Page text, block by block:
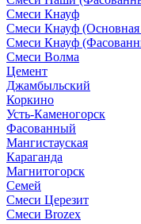
Смеси Кнауф
Смеси Кнауф (Основная
Смеси Кнауф
Смеси Волма
Цемент
Джамбыльский
Коркино
Усть-Каменогорск
Фасованный
Мангистауская
Караганда
Магнитогорск
Семей
Смеси Церезит
Смеси Brozex